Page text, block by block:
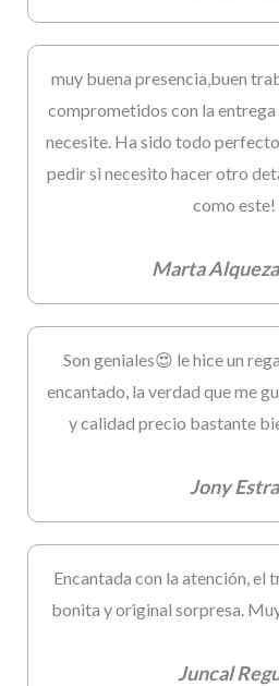
muy buena presencia,buen
comprometidos con la entrega
necesite. Ha sido todo
pedir si necesito hacer otro
como este!
Marta
Son geniales😍 le hice un
encantado, la verdad que me
y calidad precio bastante
Jony
Encantada con la atención, el
bonita y original sorpresa.
Juncal